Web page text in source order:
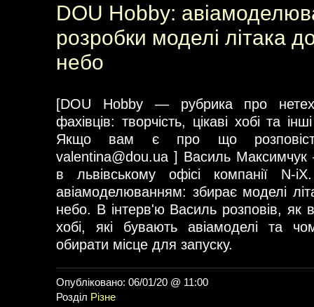
DOU Hobby:
розробки моделі літака
небо
[DOU Hobby — рубрика про
фахівців: творчість, цікаві хобі та
Якщо вам є про що
valentina@dou.ua ] Василь
в львівському офісі компанії N-
авіамоделюванням: збирає моделі
небо. В інтерв'ю Василь розповів, як
хобі, які бувають авіамоделі та
обирати місце для запуску.
Опубліковано: 06/01/20 @ 11:00
Розділ Різне